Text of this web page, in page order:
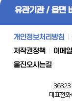
유관기관 / 읍면
개인정보처리방침
저작권정책
이메
울진오시는길
36323
대표전